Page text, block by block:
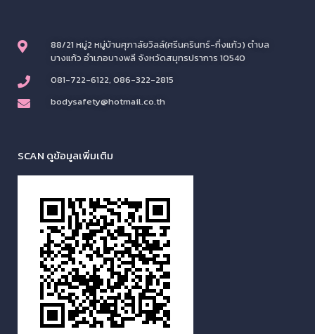
88/21 หมู่2 หมู่บ้านศุภาลัยวิลล์(ศรีนครินทร์-กิ่งแก้ว) ตำบล
บางแก้ว อำเภอบางพลี จังหวัดสมุทรปราการ 10540
081-722-6122, 086-322-2815
bodysafety@hotmail.co.th
SCAN ดูข้อมูลเพิ่มเติม